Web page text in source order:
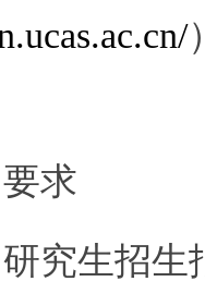
求
究生招生